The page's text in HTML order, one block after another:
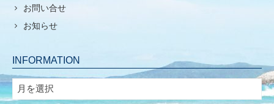
お問い合せ
お知らせ
INFORMATION
INFORMATION